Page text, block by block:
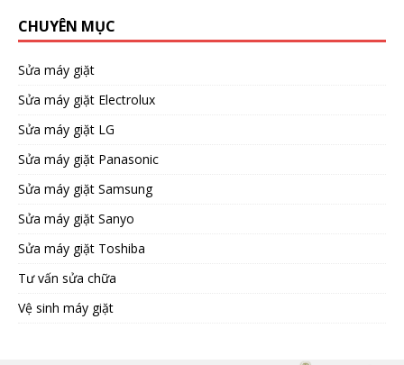
CHUYÊN MỤC
Sửa máy giặt
Sửa máy giặt Electrolux
Sửa máy giặt LG
Sửa máy giặt Panasonic
Sửa máy giặt Samsung
Sửa máy giặt Sanyo
Sửa máy giặt Toshiba
Tư vấn sửa chữa
Vệ sinh máy giặt